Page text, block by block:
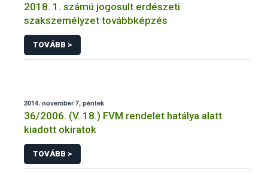
2018. 1. számú jogosult erdészeti
szakszemélyzet továbbképzés
TOVÁBB >
2014. november 7, péntek
36/2006. (V. 18.) FVM rendelet hatálya alatt
kiadott okiratok
TOVÁBB >